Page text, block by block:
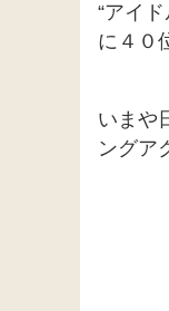
“アイ
に４０
いまや
ングア